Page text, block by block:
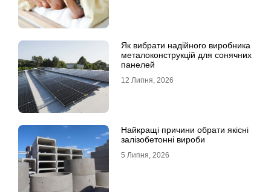
Як вибрати надійного виробника
металоконструкцій для сонячних
панелей
12 Липня, 2026
Найкращі причини обрати якісні
залізобетонні вироби
5 Липня, 2026